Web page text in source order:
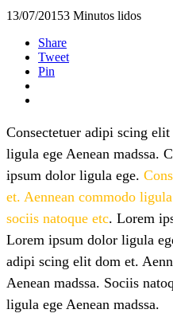
13/07/20153 Minutos lidos
Share
Tweet
Pin
Consectetuer adipi scing
ligula ege Aenean madssa.
ipsum dolor ligula ege.
et. Aennean commodo
sociis natoque etc. Lorem
Lorem ipsum dolor ligula
adipi scing elit dom et.
Aenean madssa. Sociis
ligula ege Aenean madssa.